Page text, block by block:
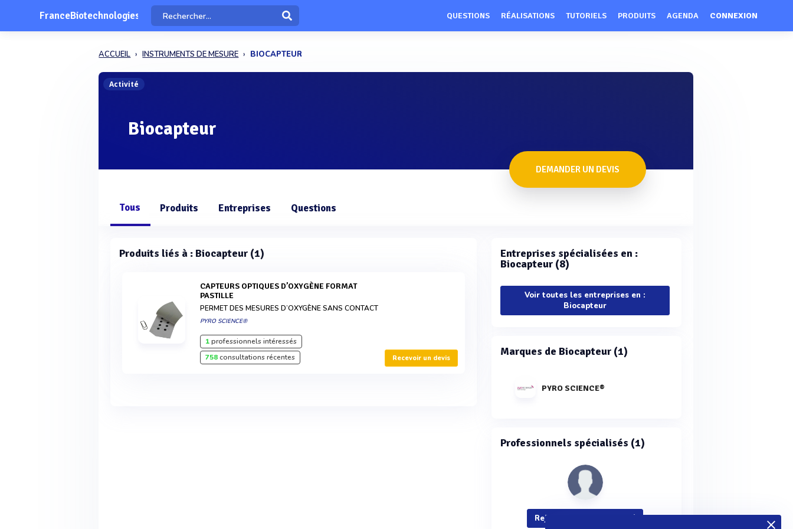
FranceBiotechnologies QUESTIONS RÉALISATIONS TUTORIELS PRODUITS AGENDA CONNEXION
ACCUEIL INSTRUMENTS DE MESURE BIOCAPTEUR
Activité
Biocapteur
DEMANDER UN DEVIS
Tous Produits Entreprises Questions
Produits liés à : Biocapteur (1)
CAPTEURS OPTIQUES D’OXYGÈNE FORMAT
PASTILLE
PERMET DES MESURES D’OXYGÈNE SANS CONTACT
PYRO SCIENCE®
1professionnels intéressés
758consultations récentes Recevoir un devis
Entreprises spécialisées en :
Biocapteur (8)
Voir toutes les entreprises en :
Biocapteur
Marques de Biocapteur (1)
PYRO SCIENCE®
Professionnels spécialisés (1)
Rejoignez la communauté